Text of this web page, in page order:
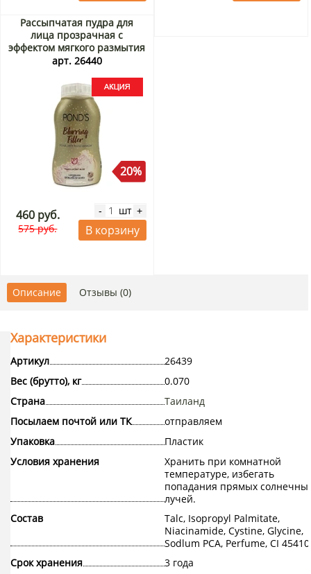
Рассыпчатая пудра для
лица прозрачная с
эффектом мягкого размытия
Blurring Filler Translucent
Таиланд, 50 г Акция
арт. 26440
20%
460 руб.
575 руб.
- шт +
В корзину
Описание Отзывы (0)
Характеристики
Артикул
26439
Вес (брутто), кг
0.070
Страна
Таиланд
Посылаем почтой или ТК
отправляем
Упаковка
Пластик
Условия хранения
Хранить при комнатной
температуре, избегать
попадания прямых
лучей.
Состав
Talc, Isopropyl Palmitate,
Niacinamide, Cystine, Glycine,
Sodlum PCA, Perfume, CI 45410
Срок хранения
3 года